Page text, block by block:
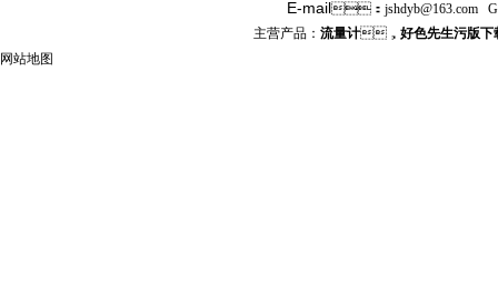
E-mail： jshdyb@163.com
主营产品： 流量计， 好色先生污版下
网站地图